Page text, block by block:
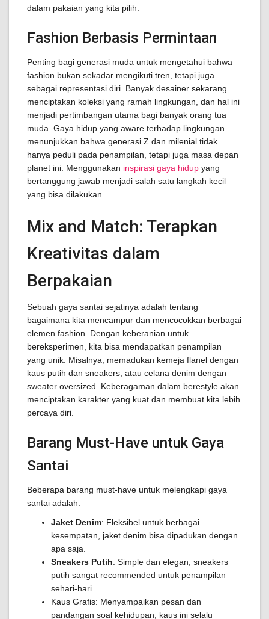
dalam pakaian yang kita pilih.
Fashion Berbasis Permintaan
Penting bagi generasi muda untuk mengetahui bahwa
fashion bukan sekadar mengikuti tren, tetapi juga
sebagai representasi diri. Banyak desainer sekarang
menciptakan koleksi yang ramah lingkungan, dan hal ini
menjadi pertimbangan utama bagi banyak orang tua
muda. Gaya hidup yang aware terhadap lingkungan
menunjukkan bahwa generasi Z dan milenial tidak
hanya peduli pada penampilan, tetapi juga masa depan
planet ini. Menggunakan inspirasi gaya hidup yang
bertanggung jawab menjadi salah satu langkah kecil
yang bisa dilakukan.
Mix and Match: Terapkan
Kreativitas dalam
Berpakaian
Sebuah gaya santai sejatinya adalah tentang
bagaimana kita mencampur dan mencocokkan berbagai
elemen fashion. Dengan keberanian untuk
bereksperimen, kita bisa mendapatkan penampilan
yang unik. Misalnya, memadukan kemeja flanel dengan
kaus putih dan sneakers, atau celana denim dengan
sweater oversized. Keberagaman dalam berestyle akan
menciptakan karakter yang kuat dan membuat kita lebih
percaya diri.
Barang Must-Have untuk Gaya
Santai
Beberapa barang must-have untuk melengkapi gaya
santai adalah:
Jaket Denim: Fleksibel untuk berbagai
kesempatan, jaket denim bisa dipadukan dengan
apa saja.
Sneakers Putih: Simple dan elegan, sneakers
putih sangat recommended untuk penampilan
sehari-hari.
Kaus Grafis: Menyampaikan pesan dan
pandangan soal kehidupan, kaus ini selalu